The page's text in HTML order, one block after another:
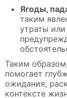
Ягоды,
таким
утраты
Таким
помогает
ожидания,
контексте